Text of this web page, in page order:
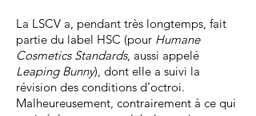
La LSCV a, pendant très longtemps, fait
partie du label HSC (pour Humane
Cosmetics Standards, aussi appelé
Leaping Bunny), dont elle a suivi la
révision des conditions d’octroi.
Malheureusement, contrairement à ce qui